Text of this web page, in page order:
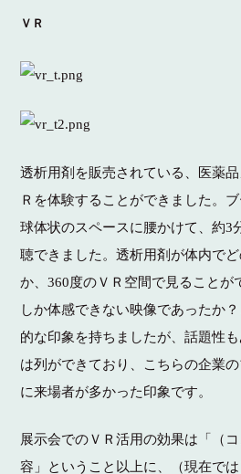
ＶＲ
透析用剤を販売されている、医薬
Ｒを体験することができました。
球体状のスペースに腰かけて、約3
聴できました。透析用剤が体内で
か、360度のＶＲ空間で見ることが
しか体感できない映像であったか
的な印象を持ちましたが、話題性
は列ができており、こちらの企業
に来場者が多かった印象です。
展示会でのＶＲ活用の効果は「（
容」ということ以上に、（現在で